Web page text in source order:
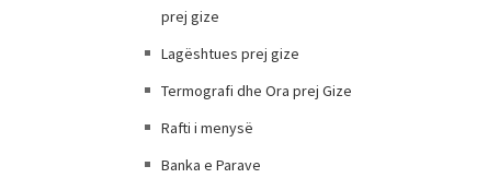
prej gize
Lagështues prej gize
Termografi dhe Ora prej Gize
Rafti i menysë
Banka e Parave